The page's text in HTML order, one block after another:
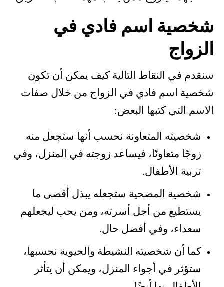
شخصية اسم فادي في
الزواج
سنقدم في النقاط التالية كيف يمكن أن تكون
شخصية اسم فادي في الزواج من خلال صفات
الاسم التي كتبها البعض:
شخصيته المتعاونة نحسب أنها ستجعل منه
زوجًا متعاونًا، فيساعد زوجته في المنزل، وفي
تربية الأطفال.
شخصية المضحية ستجعله يبذل أقصى ما
يستطيع من أجل أسرته، ومن يحب ليجعلهم
سعداء، وفي أفضل حال.
كما أن شخصيته النشيطة والحيوية نحسبها،
ستؤثر في أجواء المنزل، ويمكن أن يتأثر